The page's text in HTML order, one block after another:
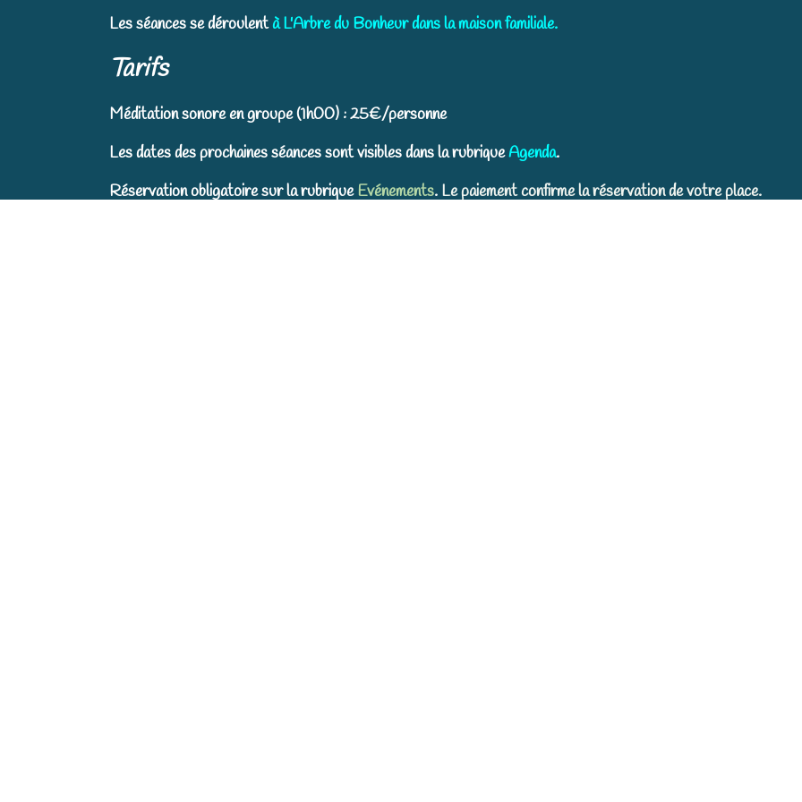
Les séances se déroulentà L'Arbre du Bonheur dans la maison familiale.
Tarifs
Méditation sonore en groupe (1h00) : 25€/personne
Les dates des prochaines séances sont visibles dans la rubriqueAgenda.
Réservation obligatoire sur la rubriqueEvénements. Le paiement confirme la réservation de votre place.